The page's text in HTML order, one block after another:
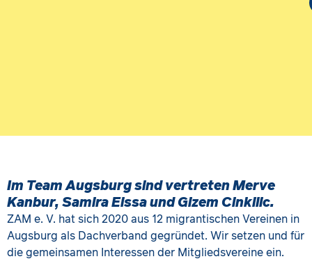
Im Team Augsburg sind vertreten Merve
Kanbur, Samira Eissa und Gizem Cinkilic.
ZAM e. V. hat sich 2020 aus 12 migrantischen Vereinen in
Augsburg als Dachverband gegründet. Wir setzen und für
die gemeinsamen Interessen der Mitgliedsvereine ein.